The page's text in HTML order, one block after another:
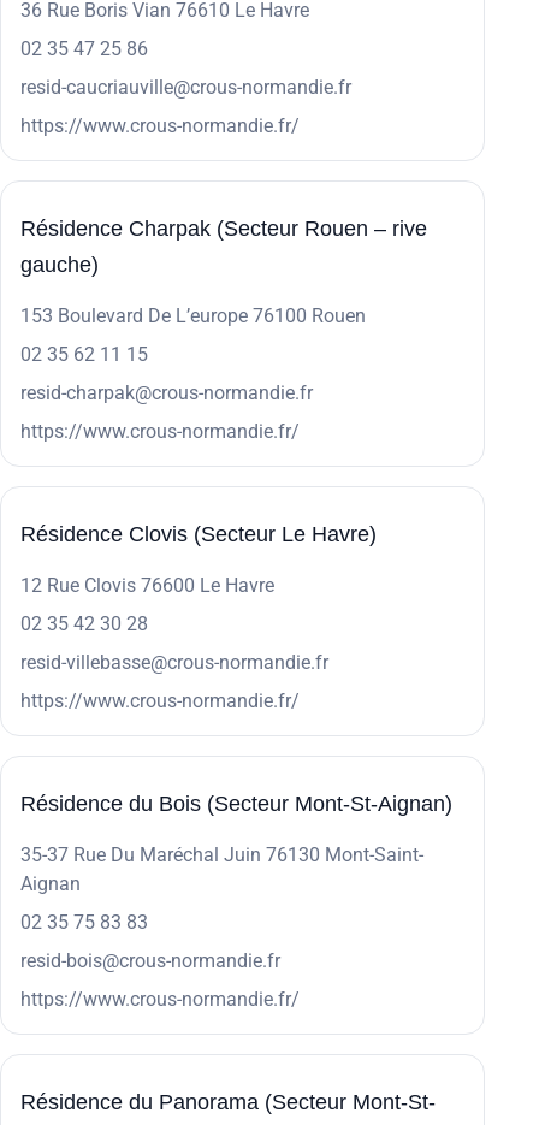
36 Rue Boris Vian 76610 Le Havre
02 35 47 25 86
resid-caucriauville@crous-normandie.fr
https://www.crous-normandie.fr/
Résidence Charpak (Secteur Rouen – rive
gauche)
153 Boulevard De L’europe 76100 Rouen
02 35 62 11 15
resid-charpak@crous-normandie.fr
https://www.crous-normandie.fr/
Résidence Clovis (Secteur Le Havre)
12 Rue Clovis 76600 Le Havre
02 35 42 30 28
resid-villebasse@crous-normandie.fr
https://www.crous-normandie.fr/
Résidence du Bois (Secteur Mont-St-Aignan)
35-37 Rue Du Maréchal Juin 76130 Mont-Saint-
Aignan
02 35 75 83 83
resid-bois@crous-normandie.fr
https://www.crous-normandie.fr/
Résidence du Panorama (Secteur Mont-St-